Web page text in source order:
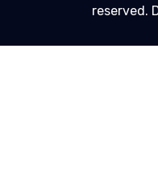
reserved.